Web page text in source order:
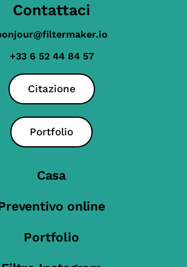
Contattaci
+33 6 52 44 84 57
Citazione
Portfolio
Casa
online
Portfolio